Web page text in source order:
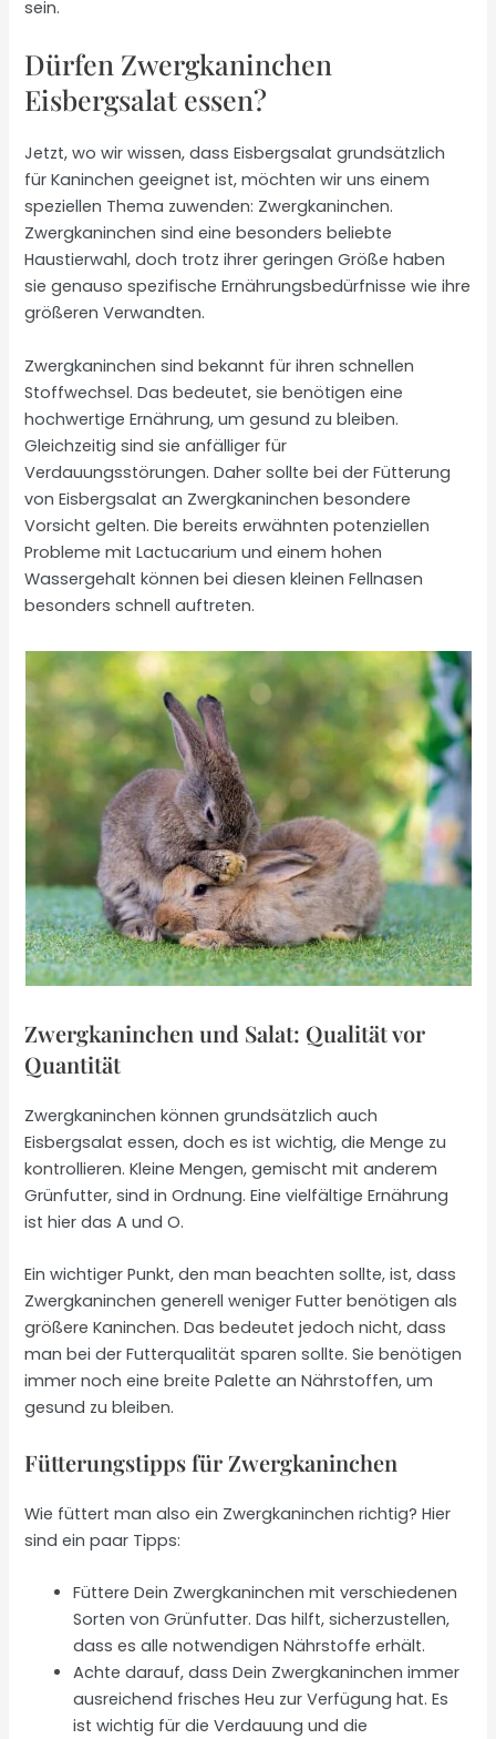
sein.
Dürfen Zwergkaninchen
Eisbergsalat essen?
Jetzt, wo wir wissen, dass Eisbergsalat grundsätzlich
für Kaninchen geeignet ist, möchten wir uns einem
speziellen Thema zuwenden: Zwergkaninchen.
Zwergkaninchen sind eine besonders beliebte
Haustierwahl, doch trotz ihrer geringen Größe haben
sie genauso spezifische Ernährungsbedürfnisse wie ihre
größeren Verwandten.
Zwergkaninchen sind bekannt für ihren schnellen
Stoffwechsel. Das bedeutet, sie benötigen eine
hochwertige Ernährung, um gesund zu bleiben.
Gleichzeitig sind sie anfälliger für
Verdauungsstörungen. Daher sollte bei der Fütterung
von Eisbergsalat an Zwergkaninchen besondere
Vorsicht gelten. Die bereits erwähnten potenziellen
Probleme mit Lactucarium und einem hohen
Wassergehalt können bei diesen kleinen Fellnasen
besonders schnell auftreten.
Zwergkaninchen und Salat: Qualität vor
Quantität
Zwergkaninchen können grundsätzlich auch
Eisbergsalat essen, doch es ist wichtig, die Menge zu
kontrollieren. Kleine Mengen, gemischt mit anderem
Grünfutter, sind in Ordnung. Eine vielfältige Ernährung
ist hier das A und O.
Ein wichtiger Punkt, den man beachten sollte, ist, dass
Zwergkaninchen generell weniger Futter benötigen als
größere Kaninchen. Das bedeutet jedoch nicht, dass
man bei der Futterqualität sparen sollte. Sie benötigen
immer noch eine breite Palette an Nährstoffen, um
gesund zu bleiben.
Fütterungstipps für Zwergkaninchen
Wie füttert man also ein Zwergkaninchen richtig? Hier
sind ein paar Tipps:
Füttere Dein Zwergkaninchen mit verschiedenen
Sorten von Grünfutter. Das hilft, sicherzustellen,
dass es alle notwendigen Nährstoffe erhält.
Achte darauf, dass Dein Zwergkaninchen immer
ausreichend frisches Heu zur Verfügung hat. Es
ist wichtig für die Verdauung und die